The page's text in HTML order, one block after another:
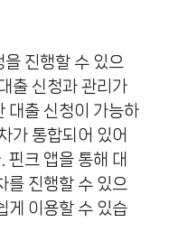
진행할 수 있으
출 신청과 관리가
대출 신청이 가능하
가 통합되어 있어
핀크 앱을 통해 대
를 진행할 수 있으
게 이용할 수 있습